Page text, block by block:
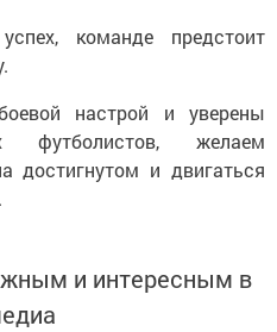
команде предстоит
настрой и уверены
желаем
достигнутом и двигаться
и интересным в